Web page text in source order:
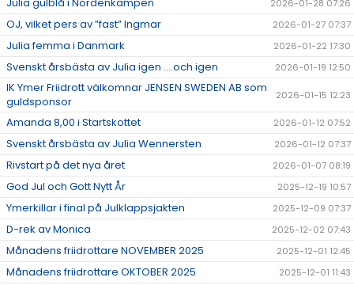
2026-01-28 07:26
OJ, vilket pers av ”fast” Ingmar 2026-01-27 07:37
Julia femma i Danmark 2026-01-22 17:30
Svenskt årsbästa av Julia igen ….och igen 2026-01-19 12:50
IK Ymer Friidrott välkomnar JENSEN SWEDEN AB som
guldsponsor
2026-01-15 12:23
Amanda 8,00 i Startskottet 2026-01-12 07:52
Svenskt årsbästa av Julia Wennersten 2026-01-12 07:37
Rivstart på det nya året 2026-01-07 08:19
God Jul och Gott Nytt År 2025-12-19 10:57
Ymerkillar i final på Julklappsjakten 2025-12-09 07:37
D-rek av Monica 2025-12-02 07:43
Månadens friidrottare NOVEMBER 2025 2025-12-01 12:45
Månadens friidrottare OKTOBER 2025 2025-12-01 11:43